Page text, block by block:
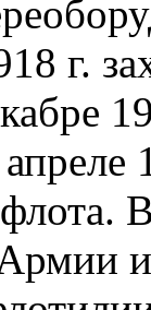
г.